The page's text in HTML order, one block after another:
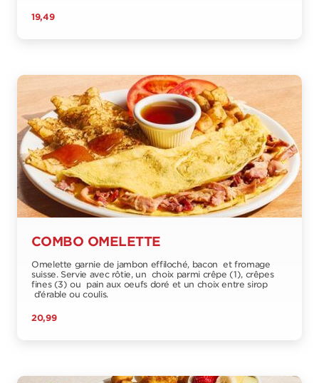
19,49
COMBO OMELETTE
Omelette garnie de jambon effiloché, bacon et fromage
suisse. Servie avec rôtie, un choix parmi crêpe (1), crêpes
fines (3) ou pain aux oeufs doré et un choix entre sirop
d’érable ou coulis.
20,99